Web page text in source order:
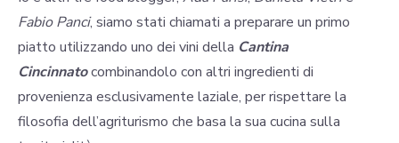
Fabio Panci, siamo stati chiamati a preparare un primo
piatto utilizzando uno dei vini della Cantina
Cincinnatocombinandolo con altri ingredienti di
provenienza esclusivamente laziale, per rispettare la
filosofia dell’agriturismo che basa la sua cucina sulla